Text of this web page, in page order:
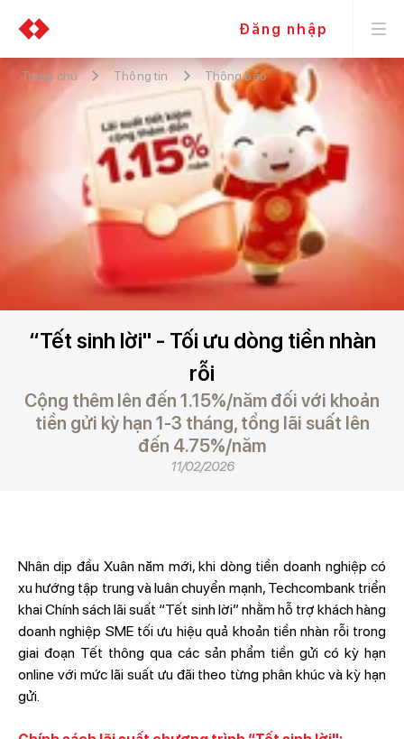
Đăng nhập
Trang chủ Thông tin Thông báo
“Tết sinh lời" - Tối ưu dòng tiền nhàn
rỗi
Cộng thêm lên đến 1.15%/năm đối với khoản
tiền gửi kỳ hạn 1-3 tháng, tổng lãi suất lên
đến 4.75%/năm
11/02/2026
Nhân dịp đầu Xuân năm mới, khi dòng tiền doanh nghiệp có
xu hướng tập trung và luân chuyển mạnh, Techcombank triển
khai Chính sách lãi suất “Tết sinh lời” nhằm hỗ trợ khách hàng
doanh nghiệp SME tối ưu hiệu quả khoản tiền nhàn rỗi trong
giai đoạn Tết thông qua các sản phẩm tiền gửi có kỳ hạn
online với mức lãi suất ưu đãi theo từng phân khúc và kỳ hạn
gửi.